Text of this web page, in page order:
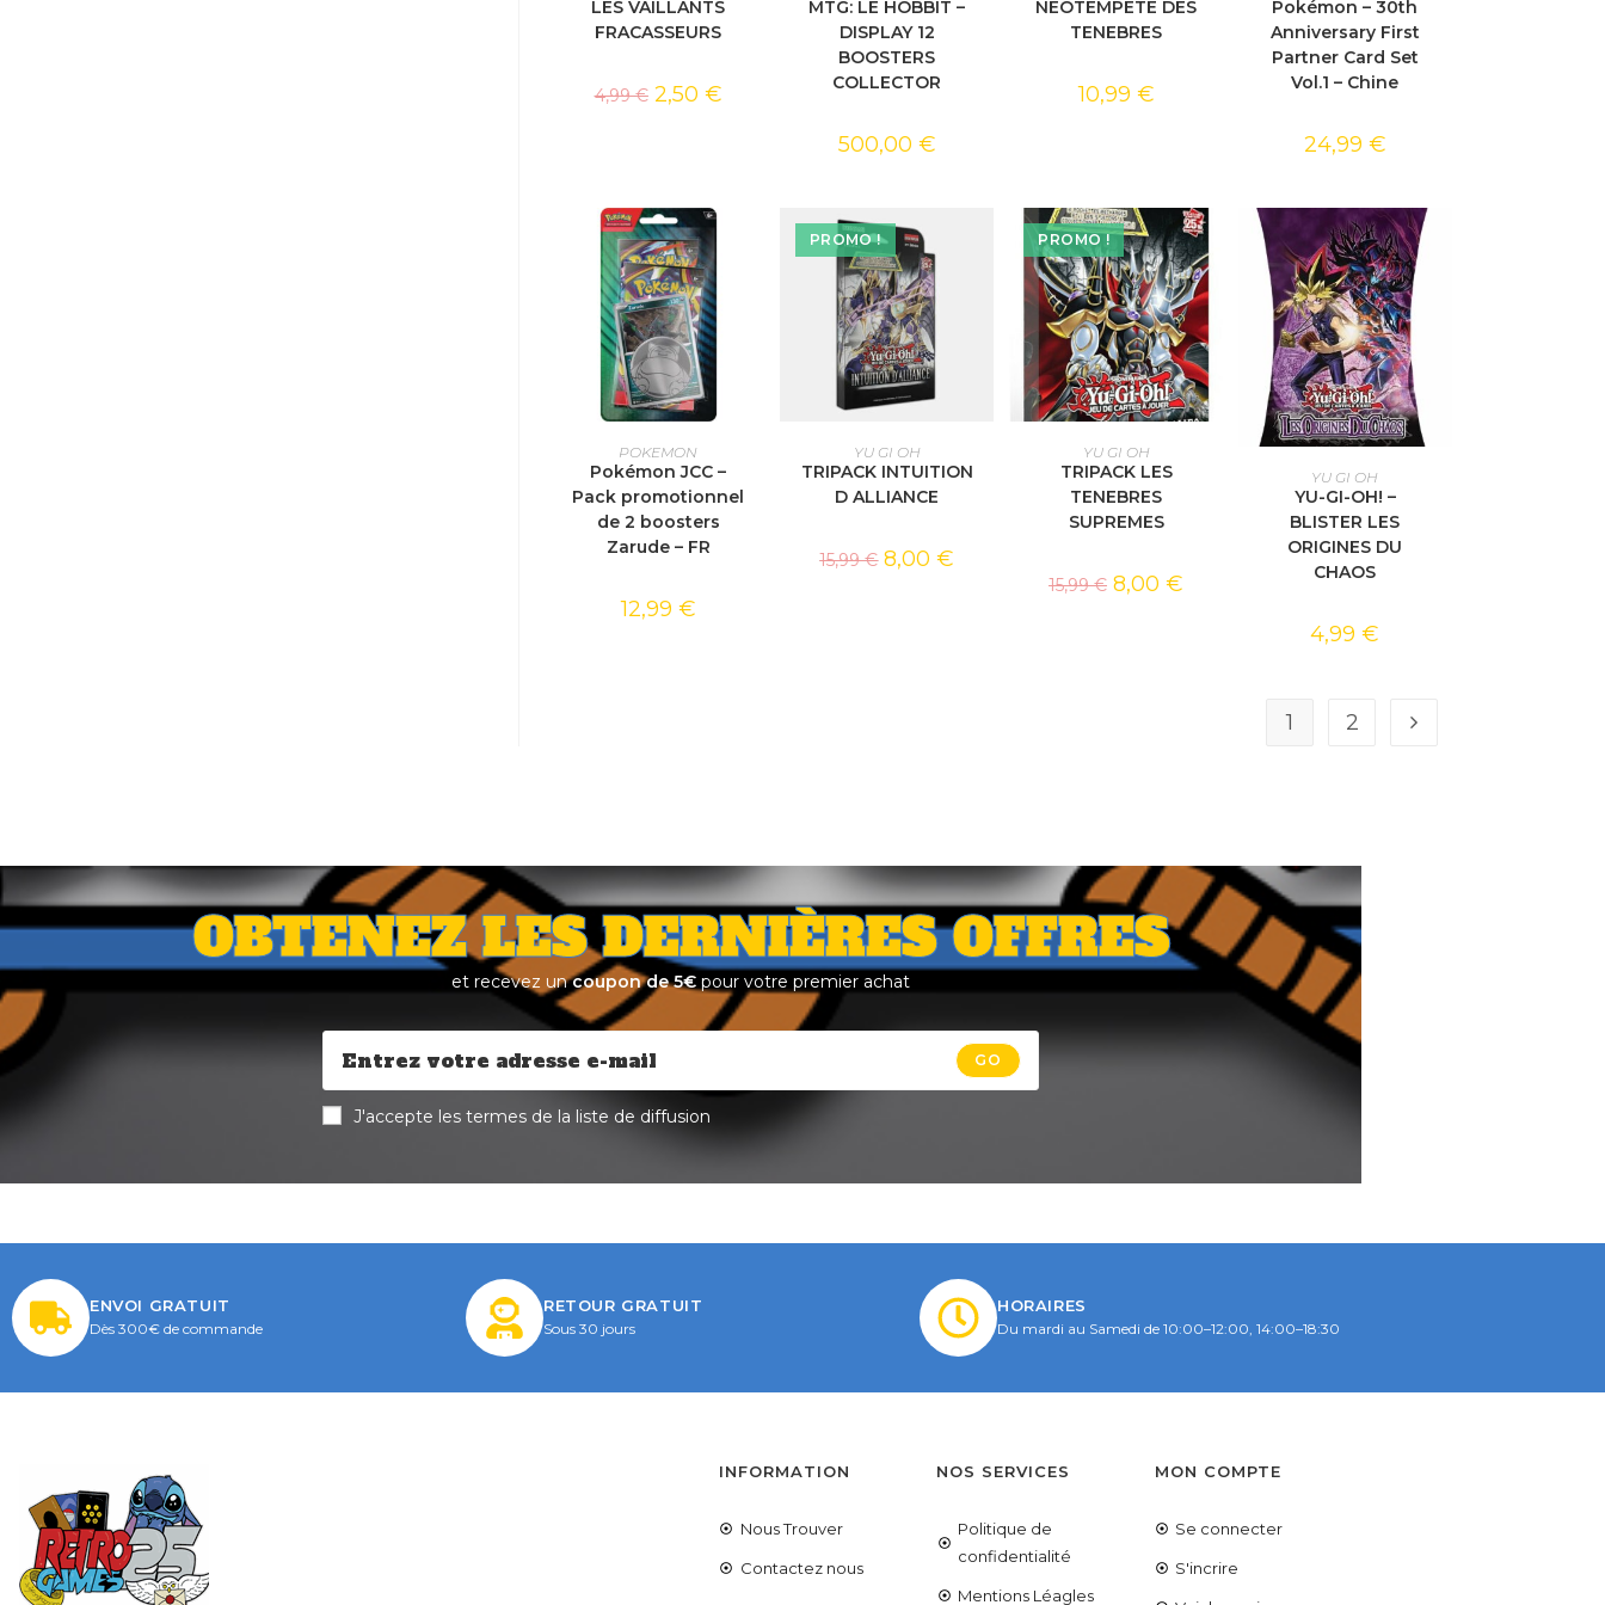
LES VAILLANTS
FRACASSEURS
4,99€ 2,50 €
MTG: LE HOBBIT –
DISPLAY 12
BOOSTERS
COLLECTOR
500,00 €
NEOTEMPETE DES
TENEBRES
10,99 €
Pokémon – 30th
Anniversary First
Partner Card Set
Vol.1 – Chine
24,99 €
AJOUTER AU PANIER
POKEMON
Pokémon JCC –
Pack promotionnel
de 2 boosters
Zarude – FR
12,99 €
PROMO !
AJOUTER AU PANIER
YU GI OH
TRIPACK INTUITION
D ALLIANCE
15,99€ 8,00€
PROMO !
AJOUTER AU PANIER
YU GI OH
TRIPACK LES
TENEBRES
SUPREMES
15,99€ 8,00 €
AJOUTER AU PANIER
YU GI OH
YU-GI-OH! –
BLISTER LES
ORIGINES DU
CHAOS
4,99€
1 2
OBTENEZ LES DERNIÈRES OFFRES
et recevez uncoupon de 5€ pour votre premier achat
GO
J'accepte les termes de la liste de diffusion
ENVOI GRATUIT
Dès 300€ de commande
RETOUR GRATUIT
Sous 30 jours
HORAIRES
Du mardi au Samedi de 10:00–12:00, 14:00–18:30
INFORMATION
Nous Trouver
Contactez nous
NOS SERVICES
Politique de
confidentialité
Mentions Léagles
MON COMPTE
Se connecter
S'incrire